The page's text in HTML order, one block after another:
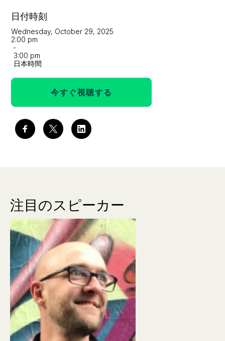
日付時刻
Wednesday, October 29, 2025
2:00 pm
-
3:00 pm
日本時間
今すぐ視聴する
注目のスピーカー